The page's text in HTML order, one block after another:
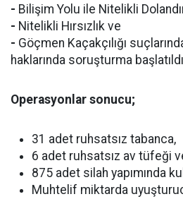
- Bilişim Yolu ile Nitelikli
- Nitelikli Hırsızlık ve
- Göçmen Kaçakçılığı
haklarında soruşturma
Operasyonlar sonucu;
31 adet ruhsatsız tabanca,
6 adet ruhsatsız av tüfeği
875 adet silah yapımında
Muhtelif miktarda